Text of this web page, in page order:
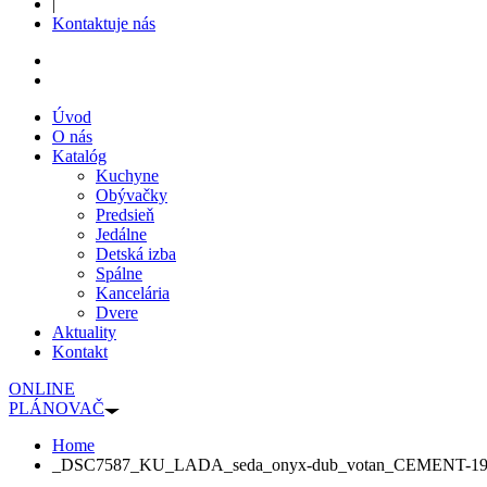
|
Kontaktuje nás
Úvod
O nás
Katalóg
Kuchyne
Obývačky
Predsieň
Jedálne
Detská izba
Spálne
Kancelária
Dvere
Aktuality
Kontakt
ONLINE
PLÁNOVAČ
Home
_DSC7587_KU_LADA_seda_onyx-dub_votan_CEMENT-